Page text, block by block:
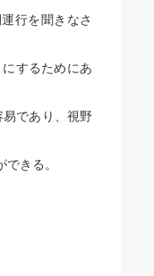
行を聞きなさ
するためにあ
であり、視野
きる。